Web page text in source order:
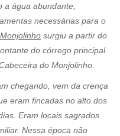
a água abundante,
necessárias para o
Monjolinho surgiu a partir do
do córrego principal.
do Monjolinho.
chegando, vem da crença
eram fincadas no alto dos
Eram locais sagrados
Nessa época não